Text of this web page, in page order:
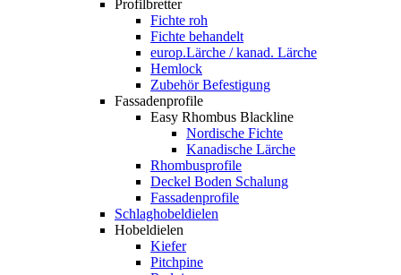
Profilbretter
Fichte roh
Fichte behandelt
europ.Lärche / kanad. Lärche
Hemlock
Zubehör Befestigung
Fassadenprofile
Easy Rhombus Blackline
Nordische Fichte
Kanadische Lärche
Rhombusprofile
Deckel Boden Schalung
Fassadenprofile
Schlaghobeldielen
Hobeldielen
Kiefer
Pitchpine